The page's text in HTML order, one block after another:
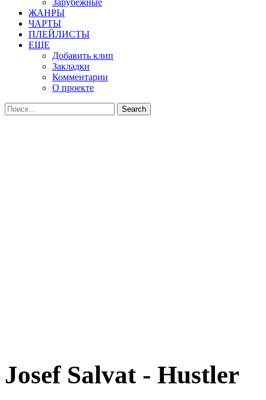
Зарубежные
ЖАНРЫ
ЧАРТЫ
ПЛЕЙЛИСТЫ
ЕЩЕ
Добавить клип
Закладки
Комментарии
О проекте
Josef Salvat - Hustler